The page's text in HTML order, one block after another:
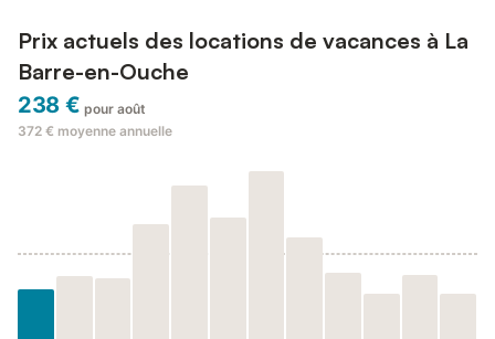
Prix actuels des locations de vacances à La
Barre-en-Ouche
238 € pour août
372 € moyenne annuelle